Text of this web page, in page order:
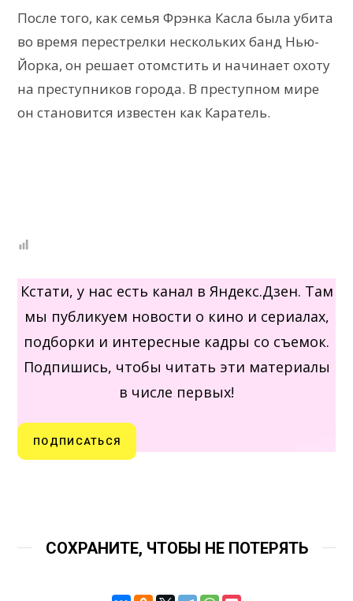
После того, как семья Фрэнка Касла была убита
во время перестрелки нескольких банд Нью-
Йорка, он решает отомстить и начинает охоту
на преступников города. В преступном мире
он становится известен как Каратель.
Кстати, у нас есть канал в Яндекс.Дзен. Там
мы публикуем новости о кино и сериалах,
подборки и интересные кадры со съемок.
Подпишись, чтобы читать эти материалы
в числе первых!
ПОДПИСАТЬСЯ
СОХРАНИТЕ, ЧТОБЫ НЕ ПОТЕРЯТЬ